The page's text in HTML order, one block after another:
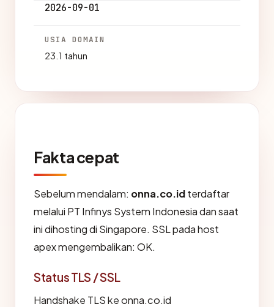
2026-09-01
USIA DOMAIN
23.1 tahun
Fakta cepat
Sebelum mendalam: onna.co.idterdaftar
melalui PT Infinys System Indonesia dan saat
ini dihosting di Singapore. SSL pada host
apex mengembalikan: OK.
Status TLS / SSL
Handshake TLS ke onna.co.id